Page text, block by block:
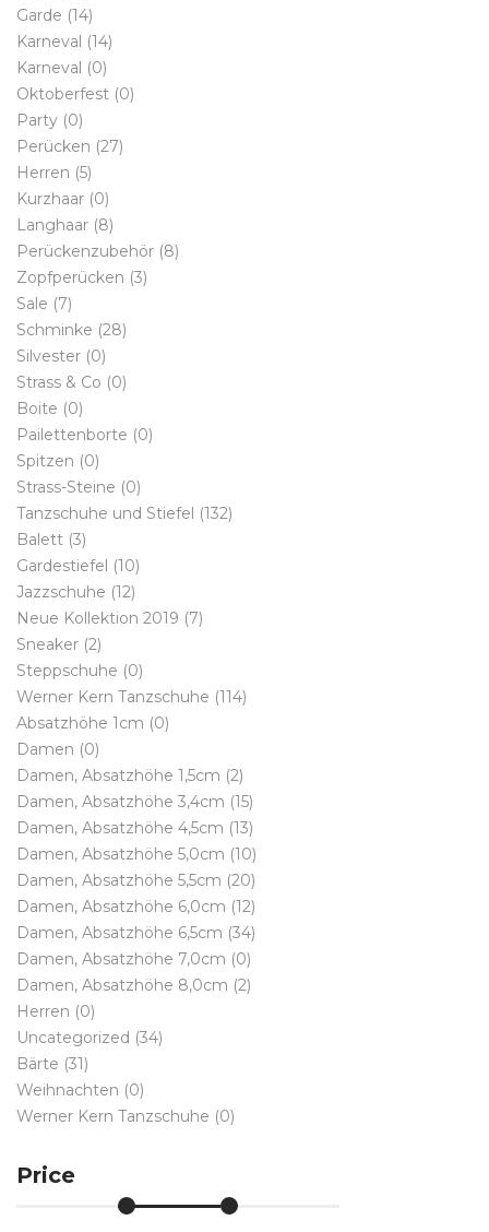
Garde (14)
Karneval (14)
Karneval (0)
Oktoberfest (0)
Party (0)
Perücken (27)
Herren (5)
Kurzhaar (0)
Langhaar (8)
Perückenzubehör (8)
Zopfperücken (3)
Sale (7)
Schminke (28)
Silvester (0)
Strass & Co (0)
Boite (0)
Pailettenborte (0)
Spitzen (0)
Strass-Steine (0)
Tanzschuhe und Stiefel (132)
Balett (3)
Gardestiefel (10)
Jazzschuhe (12)
Neue Kollektion 2019 (7)
Sneaker (2)
Steppschuhe (0)
Werner Kern Tanzschuhe (114)
Absatzhöhe 1cm (0)
Damen (0)
Damen, Absatzhöhe 1,5cm (2)
Damen, Absatzhöhe 3,4cm (15)
Damen, Absatzhöhe 4,5cm (13)
Damen, Absatzhöhe 5,0cm (10)
Damen, Absatzhöhe 5,5cm (20)
Damen, Absatzhöhe 6,0cm (12)
Damen, Absatzhöhe 6,5cm (34)
Damen, Absatzhöhe 7,0cm (0)
Damen, Absatzhöhe 8,0cm (2)
Herren (0)
Uncategorized (34)
Bärte (31)
Weihnachten (0)
Werner Kern Tanzschuhe (0)
Price